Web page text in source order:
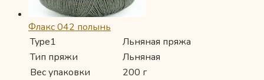
Флакс 042 полынь
Type1
Льняная пряжа
Тип пряжи
Льняная
Вес упаковки
200 г